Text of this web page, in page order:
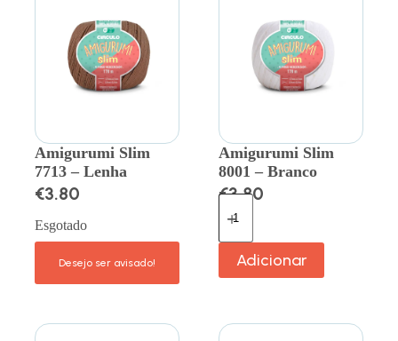
Amigurumi Slim
7713 – Lenha
€3.80
Esgotado
Amigurumi Slim
8001 – Branco
€3.80
Adicionar